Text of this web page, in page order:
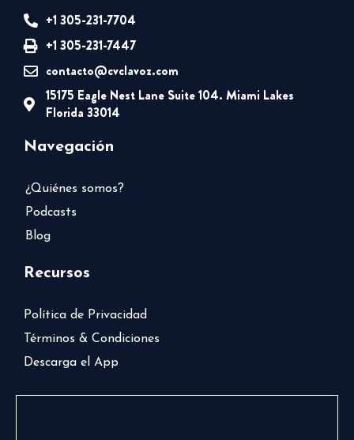
+1 305-231-7704
+1 305-231-7447
contacto@cvclavoz.com
15175 Eagle Nest Lane Suite 104. Miami Lakes
Florida 33014
Navegación
¿Quiénes somos?
Podcasts
Blog
Recursos
Política de Privacidad
Términos & Condiciones
Descarga el App